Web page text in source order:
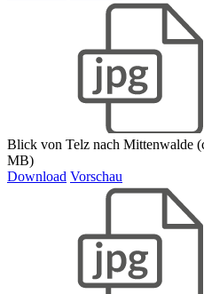
Blick von Telz nach Mittenwalde
MB)
Download Vorschau